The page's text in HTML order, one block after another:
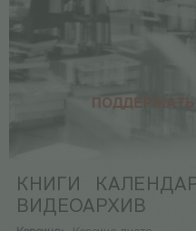
КНИГИ
ВИДЕОАРХИВ